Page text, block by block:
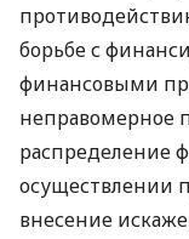
борьбе с
финансовыми
неправомерное
распределение
осуществлении
внесение